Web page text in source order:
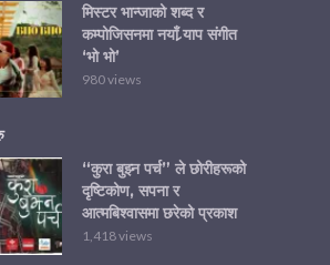
मिस्टर भान्जाको शब्द र
कम्पोजिसनमा नयाँ र्‍याप संगीत
‘भो भो’
980 views
“कुरा बुझ्न पर्च” ले छोरीहरूको
दृष्टिकोण, सपना र
आत्मबिश्वासमा छरेको प्रकाश
1,418 views